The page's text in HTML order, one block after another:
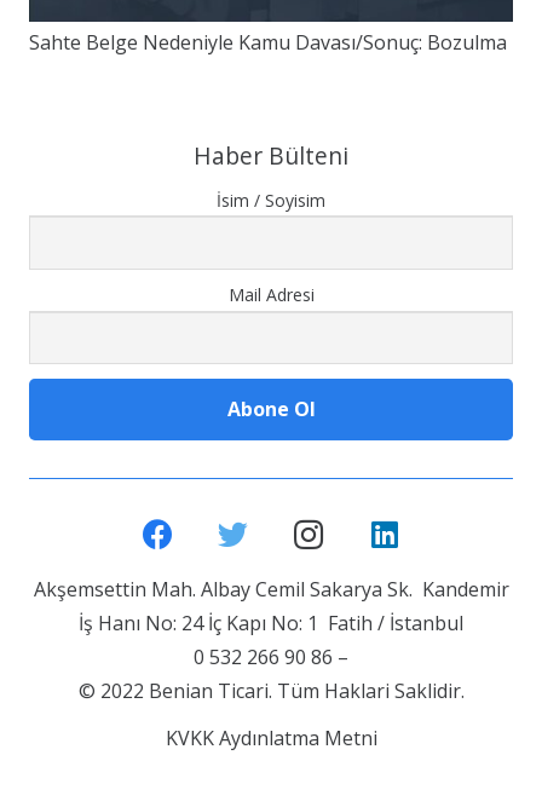
Sahte Belge Nedeniyle Kamu Davası/Sonuç: Bozulma
Haber Bülteni
İsim / Soyisim
Mail Adresi
Akşemsettin Mah. Albay Cemil Sakarya Sk. Kandemir
İş Hanı No: 24 İç Kapı No: 1 Fatih / İstanbul
0 532 266 90 86 –
© 2022 Benian Ticari. Tüm Haklari Saklidir.
KVKK Aydınlatma Metni